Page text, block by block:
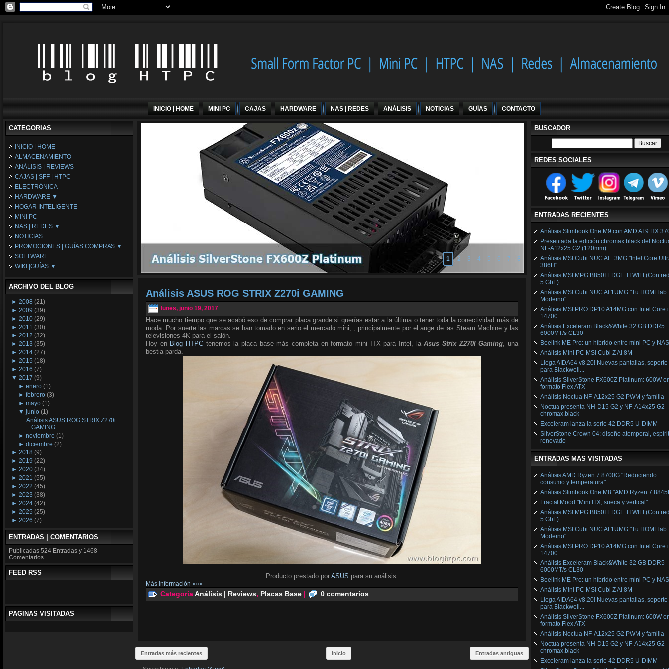
INICIO | HOME MINI PC CAJAS HARDWARE NAS | REDES ANÁLISIS NOTICIAS GUÍAS CONTACTO
CATEGORIAS
INICIO | HOME
ALMACENAMIENTO
ANÁLISIS | REVIEWS
CAJAS | SFF | HTPC
ELECTRÓNICA
HARDWARE ▼
Fuentes de Alimentación
Memória RAM
Placas Base
Procesadores
Periféricos
Refrigeración
Tarjetas Gráficas
HOGAR INTELIGENTE
MINI PC
NAS | REDES ▼
NAS
Espacio Synology
Redes
NOTICIAS
PROMOCIONES | GUÍAS COMPRAS ▼
Configuraciones Ordenadores
Guías de Compras
SOFTWARE
WIKI |GUÍAS ▼
Wikipedia
ARCHIVO DEL BLOG
► 2008 (21)
► 2009 (39)
► 2010 (29)
► 2011 (30)
► 2012 (32)
► 2013 (35)
► 2014 (27)
► 2015 (18)
► 2016 (7)
▼ 2017 (9)
►enero (1)
►febrero (3)
►mayo (1)
▼junio (1)
Análisis ASUS ROG STRIX Z270i
GAMING
►noviembre (1)
►diciembre (2)
► 2018 (9)
► 2019 (22)
► 2020 (34)
► 2021 (55)
► 2022 (45)
► 2023 (38)
► 2024 (42)
► 2025 (25)
► 2026 (7)
ENTRADAS | COMENTARIOS
Publicadas 524 Entradas y 1468
Comentarios
FEED RSS
PAGINAS VISITADAS
1 2 3 4 5 6 7 8
Análisis ASUS ROG STRIX Z270i GAMING
lunes, junio 19, 2017
Hace mucho tiempo que se acabó eso de comprar placa grande si querías estar a la última o tener toda la conectividad más de
moda. Por suerte las marcas se han tomado en serio el mercado mini, , principalmente por el auge de las Steam Machine y las
televisiones 4K para el salón.
Hoy en Blog HTPC tenemos la placa base más completa en formato mini ITX para Intel, laAsus Strix Z270I Gaming, una
bestia parda.
Producto prestado por ASUS para su análisis.
Más información »»»
CategoriaAnálisis | Reviews, Placas Base | 0 comentarios
Entradas más recientes Entradas antiguas
Inicio
BUSCADOR
REDES SOCIALES
ENTRADAS RECIENTES
Análisis Slimbook One M9 con AMD AI 9 HX
Presentada la edición chromax.black del
NF‑A12x25 G2 (120mm)
Análisis MSI Cubi NUC AI+ 3MG "Intel Core
386H"
Análisis MSI MPG B850I EDGE TI WIFI (Con
5 GbE)
Análisis MSI Cubi NUC AI 1UMG "Tu HOMElab
Moderno"
Análisis MSI PRO DP10 A14MG con Intel Core
14700
Análisis Exceleram Black&White 32 GB DDR5
6000MT/s CL30
Beelink ME Pro: un híbrido entre mini PC y NAS
Análisis Mini PC MSI Cubi Z AI 8M
Llega AIDA64 v8.20! Nuevas pantallas, soporte
para Blackwell...
Análisis SilverStone FX600Z Platinum: 600W
formato Flex ATX
Análisis Noctua NF-A12x25 G2 PWM y familia
Noctua presenta NH-D15 G2 y NF-A14x25 G2
chromax.black
Exceleram lanza la serie 42 DDR5 U-DIMM
SilverStone Crown 04: diseño atemporal,
renovado
ENTRADAS MAS VISITADAS
Análisis AMD Ryzen 7 8700G "Reduciendo
consumo y temperatura"
Análisis Slimbook One M8 "AMD Ryzen 7
Fractal Mood "Mini ITX, sueca y vertical"
Análisis MSI MPG B850I EDGE TI WIFI (Con
5 GbE)
Análisis MSI Cubi NUC AI 1UMG "Tu HOMElab
Moderno"
Análisis MSI PRO DP10 A14MG con Intel Core
14700
Análisis Exceleram Black&White 32 GB DDR5
6000MT/s CL30
Beelink ME Pro: un híbrido entre mini PC y NAS
Análisis Mini PC MSI Cubi Z AI 8M
Llega AIDA64 v8.20! Nuevas pantallas, soporte
para Blackwell...
Análisis SilverStone FX600Z Platinum: 600W
formato Flex ATX
Análisis Noctua NF-A12x25 G2 PWM y familia
Noctua presenta NH-D15 G2 y NF-A14x25 G2
chromax.black
Exceleram lanza la serie 42 DDR5 U-DIMM